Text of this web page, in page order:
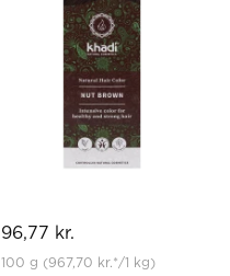
96,77 kr.
100 g (967,70 kr.*/1 kg)